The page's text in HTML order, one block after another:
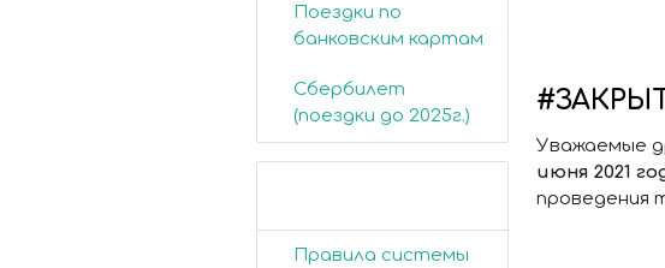
Поездки по
банковским картам
Сбербилет
(поездки до 2025г.)
Правила системы
Уважаемые
июня 2021
проведения